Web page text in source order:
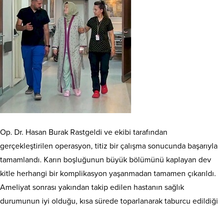
Op. Dr. Hasan Burak Rastgeldi ve ekibi tarafından
gerçekleştirilen operasyon, titiz bir çalışma sonucunda başarıyla
tamamlandı. Karın boşluğunun büyük bölümünü kaplayan dev
kitle herhangi bir komplikasyon yaşanmadan tamamen çıkarıldı.
Ameliyat sonrası yakından takip edilen hastanın sağlık
durumunun iyi olduğu, kısa sürede toparlanarak taburcu edildiği